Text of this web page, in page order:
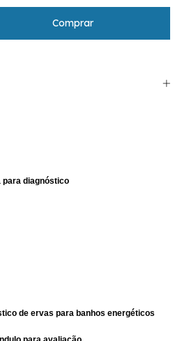
para diagnóstico
de ervas para banhos energéticos